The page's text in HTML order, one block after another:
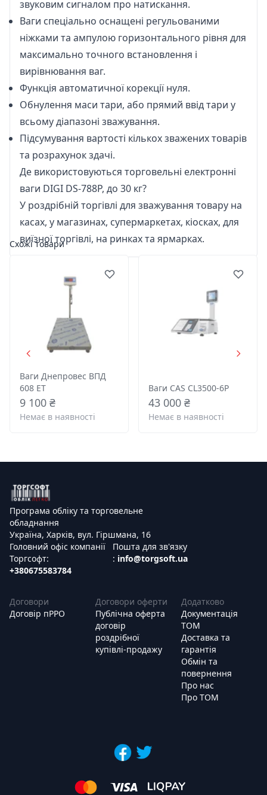
звуковим сигналом про натискання.
Ваги спеціально оснащені регульованими
ніжками та ампулою горизонтального рівня для
максимально точного встановлення і
вирівнювання ваг.
Функція автоматичної корекції нуля.
Обнулення маси тари, або прямий ввід тари у
всьому діапазоні зважування.
Підсумування вартості кількох зважених товарів
та розрахунок здачі.
Де використовуються торговельні електронні
ваги DIGI DS-788P, до 30 кг?
У роздрібній торгівлі для зважування товару на
касах, у магазинах, супермаркетах, кіосках, для
виїзної торгівлі, на ринках та ярмарках.
Схожі товари
Ваги Днепровес ВПД
608 ЕТ
9 100 ₴
Немає в наявності
Ваги CAS CL3500-6P
43 000 ₴
Немає в наявності
Програма обліку та торговельне
обладнання
Україна, Харків, вул. Гіршмана, 16
Головний офіс компанії
Торгсофт:
+380675583784
Пошта для зв'язку
: info@torgsoft.ua
Договори
Договір пРРО
Договори оферти
Публічна оферта
договір
роздрібної
купівлі-продажу
Додатково
Документація
ТОМ
Доставка та
гарантія
Обмін та
повернення
Про нас
Про ТОМ